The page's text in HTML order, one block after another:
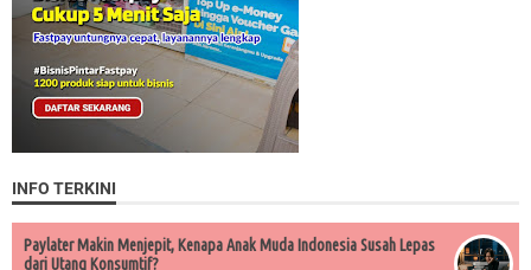
INFO TERKINI
Paylater Makin Menjepit, Kenapa Anak Muda Indonesia Susah Lepas
dari Utang Konsumtif?